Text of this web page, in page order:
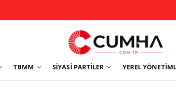
TBMM SIYASI PARTILER YEREL